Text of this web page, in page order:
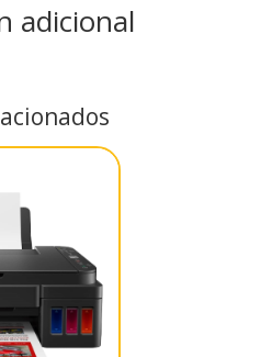
adicional